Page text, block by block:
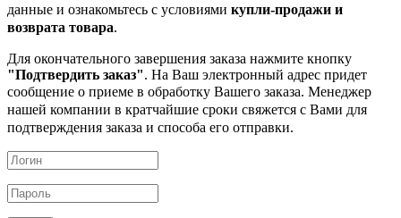
данные и ознакомьтесь с условиями купли-продажи и
возврата товара.
Для окончательного завершения заказа нажмите кнопку
"Подтвердить заказ". На Ваш электронный адрес придет
сообщение о приеме в обработку Вашего заказа. Менеджер
нашей компании в кратчайшие сроки свяжется с Вами для
подтверждения заказа и способа его отправки.